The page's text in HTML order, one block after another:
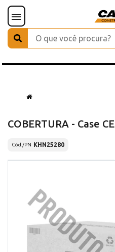
COBERTURA - Case CE
Cód./PN KHN25280